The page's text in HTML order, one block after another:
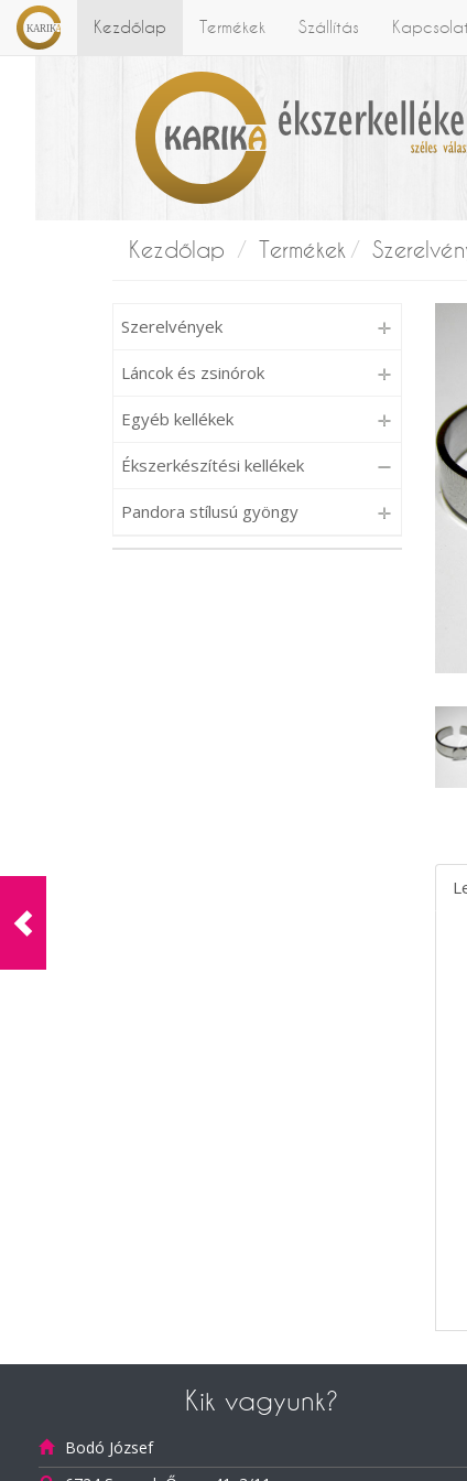
Kezdőlap Termékek Szállítás
Kezdőlap Termékek
Szerelvények
Láncok és zsinórok
Egyéb kellékek
Ékszerkészítési kellékek
Pandora stílusú gyöngy
Kik vagyunk?
Bodó József